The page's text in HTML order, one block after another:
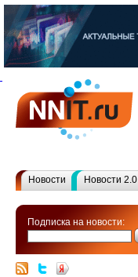
Новости Новости 2.0
Подписка на новости: